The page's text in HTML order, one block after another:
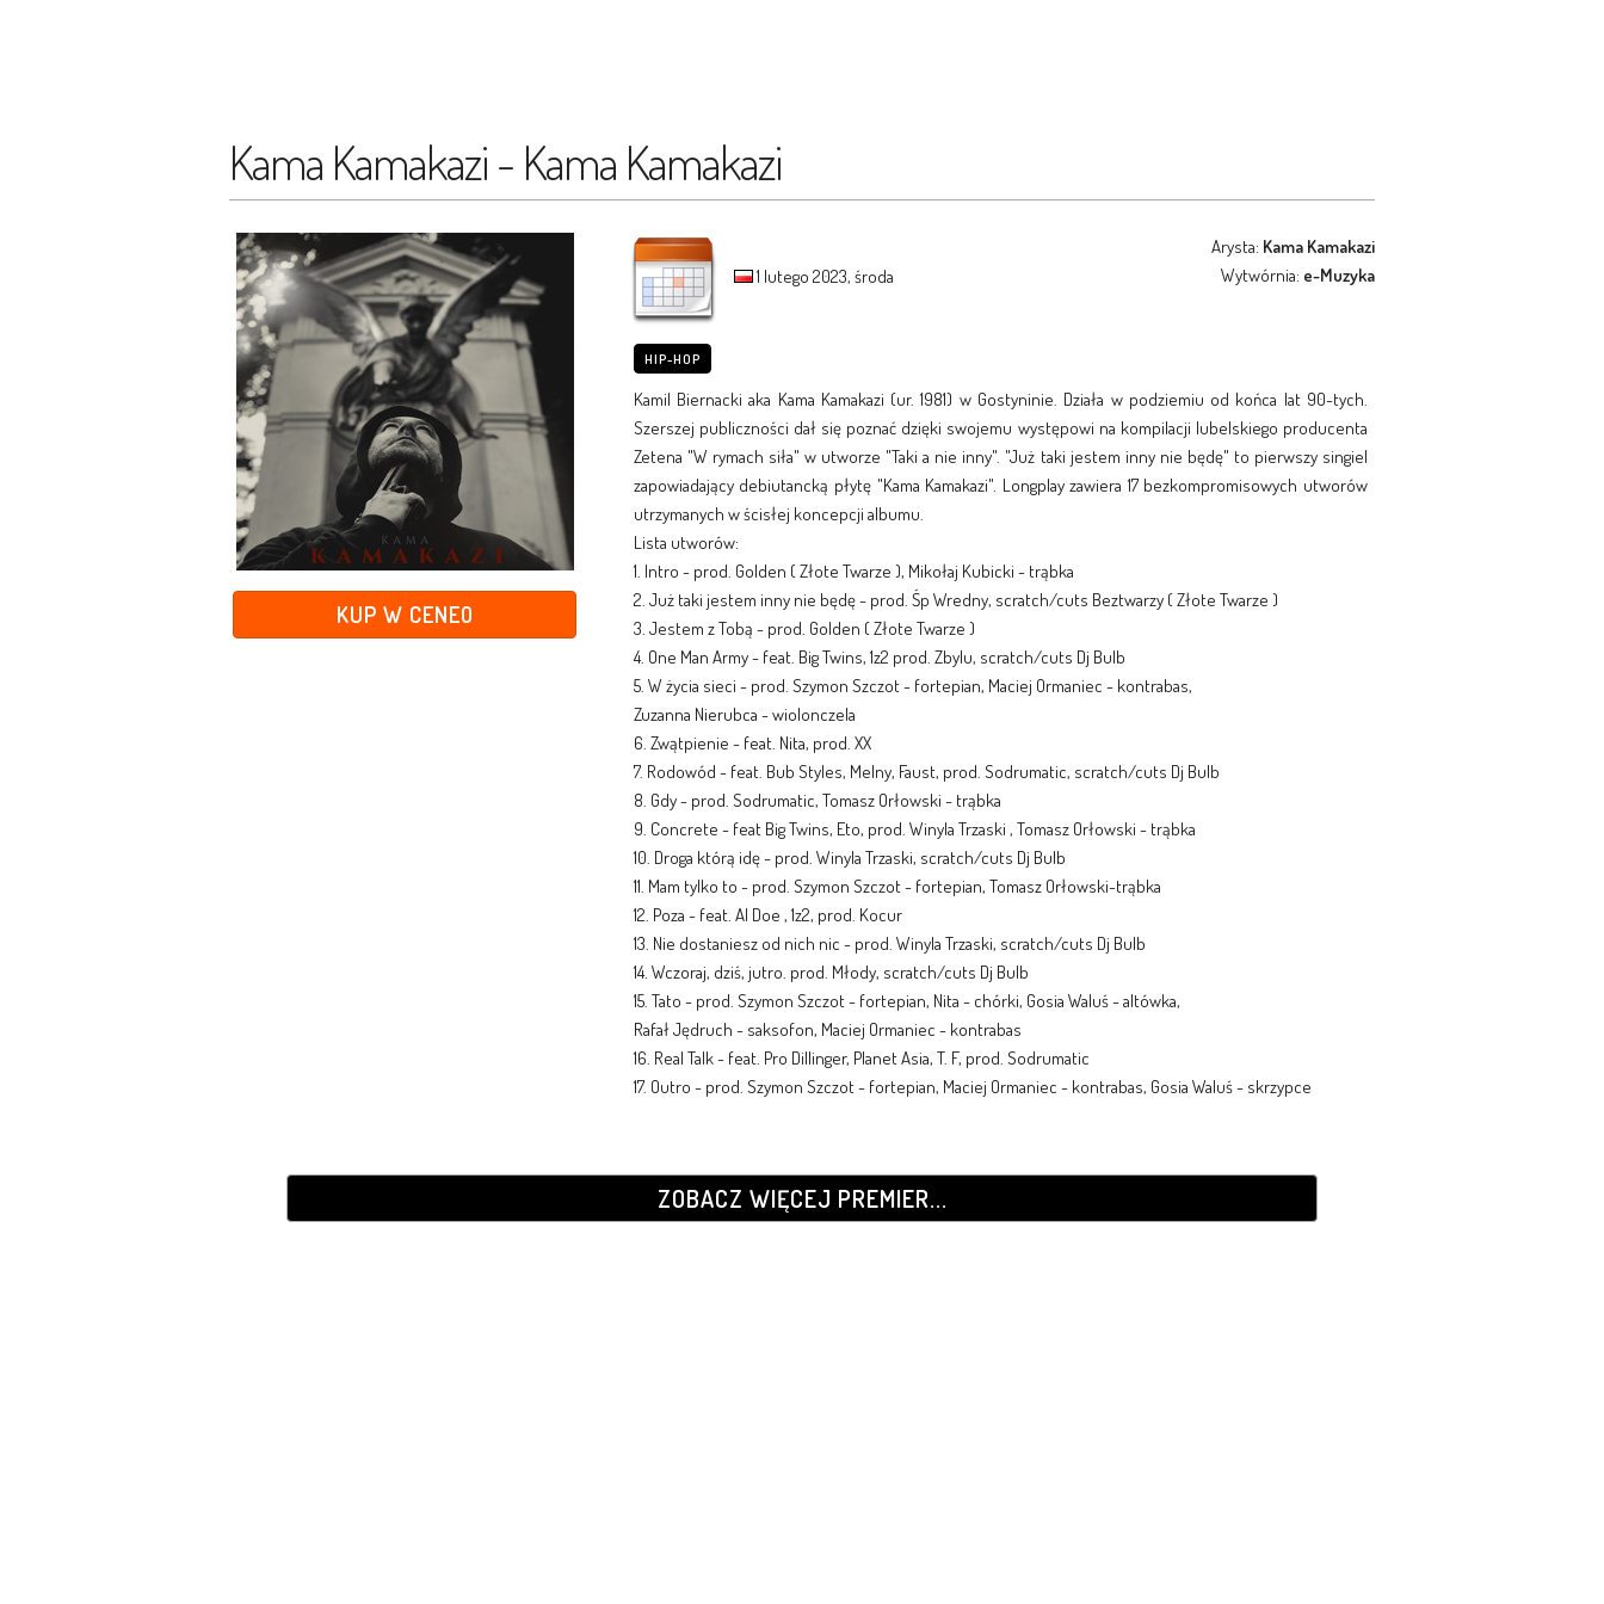
Kama Kamakazi - Kama Kamakazi
KUP W CENEO
1 lutego 2023, środa
Arysta: Kama Kamakazi
Wytwórnia: e-Muzyka
HIP-HOP
Kamil Biernacki aka Kama Kamakazi (ur. 1981) w Gostyninie. Działa w podziemiu od końca lat 90-tych.
Szerszej publiczności dał się poznać dzięki swojemu występowi na kompilacji lubelskiego producenta
Zetena "W rymach siła" w utworze "Taki a nie inny". "Już taki jestem inny nie będę" to pierwszy singiel
zapowiadający debiutancką płytę "Kama Kamakazi". Longplay zawiera 17 bezkompromisowych utworów
utrzymanych w ścisłej koncepcji albumu.
Lista utworów:
1. Intro - prod. Golden ( Złote Twarze ), Mikołaj Kubicki - trąbka
2. Już taki jestem inny nie będę - prod. Śp Wredny, scratch/cuts Beztwarzy ( Złote Twarze )
3. Jestem z Tobą - prod. Golden ( Złote Twarze )
4. One Man Army - feat. Big Twins, 1z2 prod. Zbylu, scratch/cuts Dj Bulb
5. W życia sieci - prod. Szymon Szczot - fortepian, Maciej Ormaniec - kontrabas,
Zuzanna Nierubca - wiolonczela
6. Zwątpienie - feat. Nita, prod. XX
7. Rodowód - feat. Bub Styles, Melny, Faust, prod. Sodrumatic, scratch/cuts Dj Bulb
8. Gdy - prod. Sodrumatic, Tomasz Orłowski - trąbka
9. Concrete - feat Big Twins, Eto, prod. Winyla Trzaski , Tomasz Orłowski - trąbka
10. Droga którą idę - prod. Winyla Trzaski, scratch/cuts Dj Bulb
11. Mam tylko to - prod. Szymon Szczot - fortepian, Tomasz Orłowski-trąbka
12. Poza - feat. Al Doe , 1z2, prod. Kocur
13. Nie dostaniesz od nich nic - prod. Winyla Trzaski, scratch/cuts Dj Bulb
14. Wczoraj, dziś, jutro. prod. Młody, scratch/cuts Dj Bulb
15. Tato - prod. Szymon Szczot - fortepian, Nita - chórki, Gosia Waluś - altówka,
Rafał Jędruch - saksofon, Maciej Ormaniec - kontrabas
16. Real Talk - feat. Pro Dillinger, Planet Asia, T. F, prod. Sodrumatic
17. Outro - prod. Szymon Szczot - fortepian, Maciej Ormaniec - kontrabas, Gosia Waluś - skrzypce
ZOBACZ WIĘCEJ PREMIER...